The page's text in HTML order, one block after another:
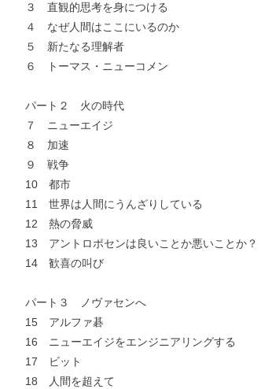
３ 直観的思考を身につける
４ なぜ人間はここにいるのか
５ 新たなる理解者
６ トーマス・ニューコメン
パート２ 火の時代
７ ニューエイジ
８ 加速
９ 戦争
10 都市
11 世界は人間にうんざりしている
12 熱の脅威
13 アントロポセンは良いことか悪いことか？
14 歓喜の叫び
パート３ ノヴァセンへ
15 アルファ碁
16 ニューエイジをエンジニアリングする
17 ビット
18 人間を超えて